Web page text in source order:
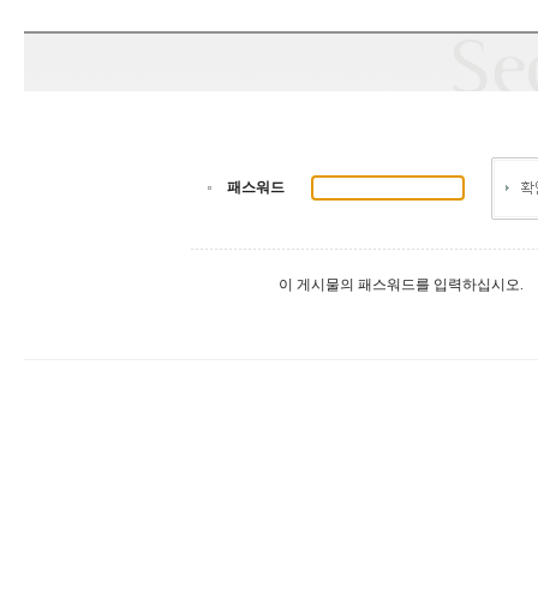
패스워드
이 게시물의 패스워드를 입력하십시오.